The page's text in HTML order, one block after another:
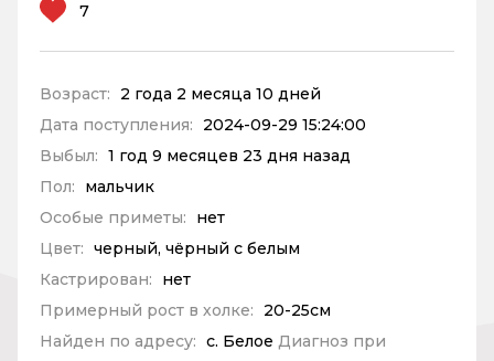
7
Возраст:
2 года 2 месяца 10 дней
Дата поступления:
2024-09-29 15:24:00
Выбыл: 1 год 9 месяцев 23 дня назад
Пол:
мальчик
Особые приметы:
нет
Цвет: черный, чёрный с белым
Кастрирован:
нет
Примерный рост в холке:
20-25см
Найден по адресу: с. Белое Диагноз при